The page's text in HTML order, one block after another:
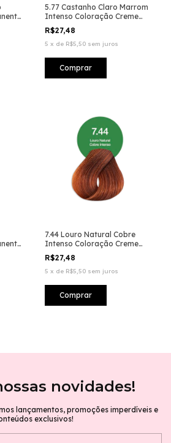
5.77 Castanho Claro Marrom
Intenso Coloração Creme
Permanente Vegana
R$27,48
5 x de R$5,50 sem juros
7.44 Louro Natural Cobre
Intenso Coloração Creme
Permanente Vegana
R$27,48
5 x de R$5,50 sem juros
novidades!
lançamentos, promoções imperdíveis e
exclusivos!